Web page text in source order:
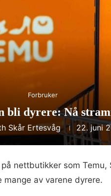
Forbruker
bli dyrere: Nå
Skår Ertesvåg 22. juni
nettbutikker som Temu,
mange av varene dyrere.